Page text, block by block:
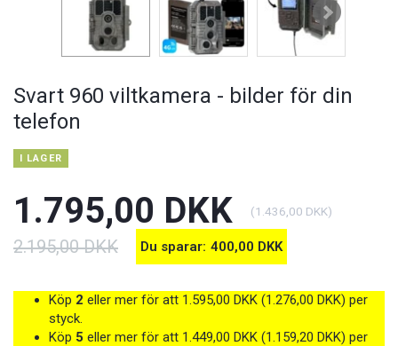
Svart 960 viltkamera - bilder för din
telefon
I LAGER
1.795,00 DKK (1.436,00 DKK)
2.195,00 DKK Du sparar: 400,00 DKK
Köp 2 eller mer för att 1.595,00 DKK (1.276,00 DKK) per
styck.
Köp 5 eller mer för att 1.449,00 DKK (1.159,20 DKK) per